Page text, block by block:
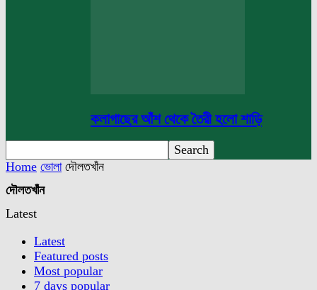
কলাগাছের আঁশ থেকে তৈরী হলো শাড়ি
Home ভোলা দৌলতখাঁন
দৌলতখাঁন
Latest
Latest
Featured posts
Most popular
7 days popular